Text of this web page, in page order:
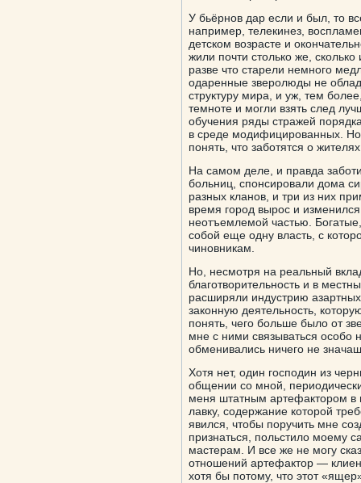
У бьёрнов дар если и был, то
например, телекинез,
детском возрасте и
жили почти столько же,
разве что старели немного
одаренные зверолюды не
структуру мира, и уж, тем
темноте и могли взять след
обучения ряды стражей
в среде модифицированных.
понять, что заботятся о
На самом деле, и правда
больниц, спонсировали дома
разных кланов, и три из них
время город вырос и
неотъемлемой частью.
собой еще одну власть, с
чиновникам.
Но, несмотря на реальный
благотворительность и в
расширяли индустрию
законную деятельность,
понять, чего больше было от
мне с ними связываться особо
обменивались ничего не
Хотя нет, один господин из
общении со мной,
меня штатным артефактором в
лавку, содержание которой
явился, чтобы поручить мне
признаться, польстило моему
мастерам. И все же не могу
отношений артефактор —
хотя бы потому, что этот